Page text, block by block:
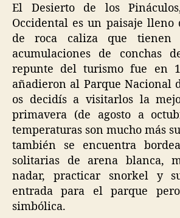
El Desierto de los
Occidental es un paisaje lleno
de roca caliza que tienen
acumulaciones de conchas
repunte del turismo fue en
añadieron al Parque Nacional
os decidís a visitarlos la
primavera (de agosto a
temperaturas son mucho más
también se encuentra
solitarias de arena blanca,
nadar, practicar snorkel y
entrada para el parque
simbólica.